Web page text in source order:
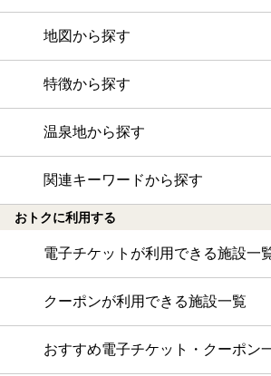
地図から探す
特徴から探す
温泉地から探す
関連キーワードから探す
おトクに利用する
電子チケットが利用できる施設一
クーポンが利用できる施設一覧
おすすめ電子チケット・クーポン